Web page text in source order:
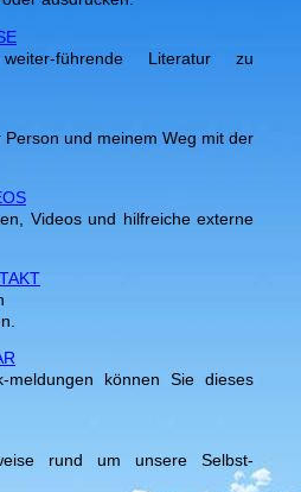
führende Literatur zu
und meinem Weg mit der
Videos und hilfreiche externe
können Sie dieses
rund um unsere Selbst-